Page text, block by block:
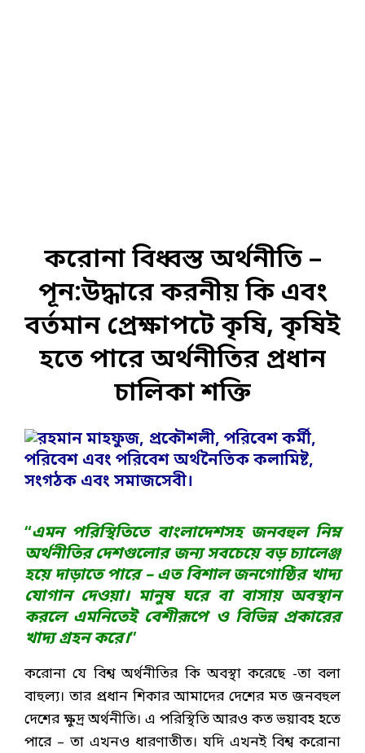
করোনা বিধ্বস্ত অর্থনীতি –
পূন:উদ্ধারে করনীয় কি এবং
বর্তমান প্রেক্ষাপটে কৃষি, কৃষিই
হতে পারে অর্থনীতির প্রধান
চালিকা শক্তি
“এমন পরিস্থিতিতে বাংলাদেশসহ জনবহুল নিম্ন
অর্থনীতির দেশগুলোর জন্য সবচেয়ে বড় চ্যালেঞ্জ
হয়ে দাড়াতে পারে – এত বিশাল জনগোষ্ঠির খাদ্য
যোগান দেওয়া। মানুষ ঘরে বা বাসায় অবস্থান
করলে এমনিতেই বেশীরূপে ও বিভিন্ন প্রকারের
খাদ্য গ্রহন করে।”
করোনা যে বিশ্ব অর্থনীতির কি অবস্থা করেছে -তা বলা
বাহুল্য। তার প্রধান শিকার আমাদের দেশের মত জনবহুল
দেশের ক্ষুদ্র অর্থনীতি। এ পরিস্থিতি আরও কত ভয়াবহ হতে
পারে – তা এখনও ধারণাতীত। যদি এখনই বিশ্ব করোনা